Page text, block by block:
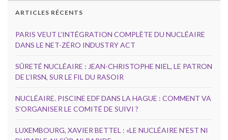
ARTICLES RÉCENTS
PARIS VEUT L’INTÉGRATION COMPLÈTE DU NUCLÉAIRE
DANS LE NET-ZÉRO INDUSTRY ACT
SÛRETÉ NUCLÉAIRE : JEAN-CHRISTOPHE NIEL, LE PATRON
DE L’IRSN, SUR LE FIL DU RASOIR
NUCLÉAIRE. PISCINE EDF DANS LA HAGUE : COMMENT VA
S’ORGANISER LE COMITÉ DE SUIVI ?
LUXEMBOURG, XAVIER BETTEL : «LE NUCLÉAIRE N’EST NI